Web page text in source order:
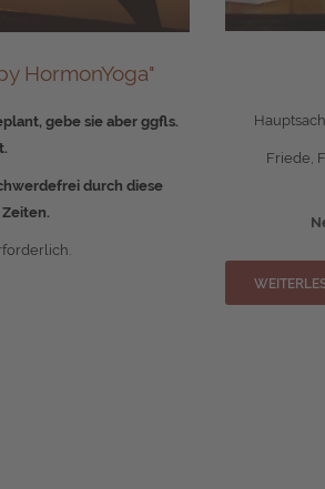
HormonYoga"
gebe sie aber ggfls.
durch diese
Friede,